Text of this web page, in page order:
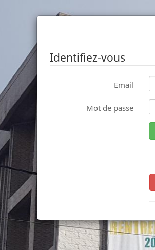
Identifiez-vous
Email
Mot de passe